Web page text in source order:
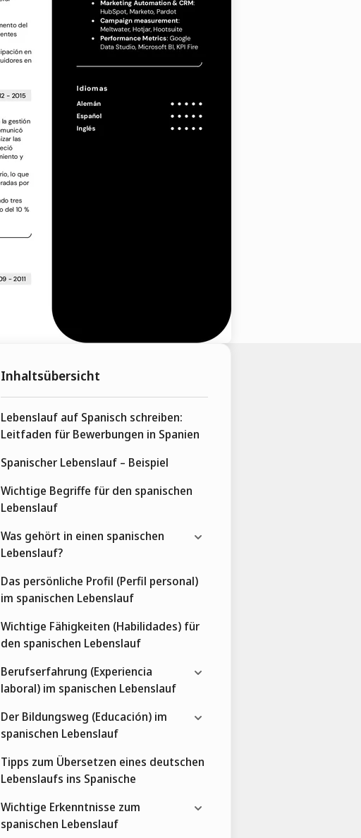
Inhaltsübersicht
Lebenslauf auf Spanisch schreiben:
Leitfaden für Bewerbungen in Spanien
Spanischer Lebenslauf – Beispiel
Wichtige Begriffe für den spanischen
Lebenslauf
Was gehört in einen spanischen
Lebenslauf?
Das persönliche Profil (Perfil personal)
im spanischen Lebenslauf
Wichtige Fähigkeiten (Habilidades) für
den spanischen Lebenslauf
Berufserfahrung (Experiencia
laboral) im spanischen Lebenslauf
Der Bildungsweg (Educación) im
spanischen Lebenslauf
Tipps zum Übersetzen eines deutschen
Lebenslaufs ins Spanische
Wichtige Erkenntnisse zum
spanischen Lebenslauf